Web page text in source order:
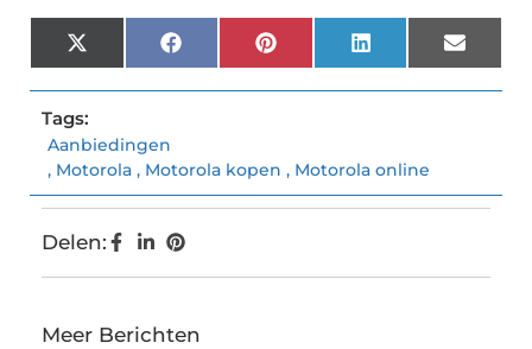
X
(Twitter)
FacebookPinterestLinkedInEmail
Tags:
Aanbiedingen
, Motorola , Motorola kopen , Motorola online
Delen:
Meer Berichten